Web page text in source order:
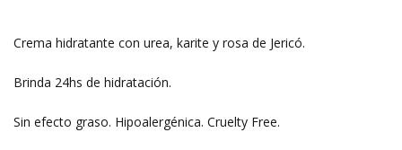
Crema hidratante con urea, karite y rosa de Jericó.
Brinda 24hs de hidratación.
Sin efecto graso. Hipoalergénica. Cruelty Free.